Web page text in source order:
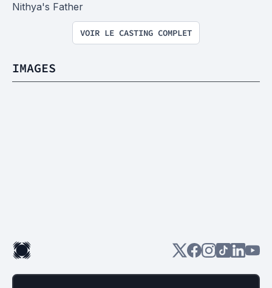
Nithya's Father
VOIR LE CASTING COMPLET
IMAGES